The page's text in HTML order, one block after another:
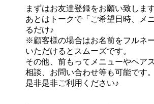
まずはお友達登録をお願い致します
あとはトークで「ご希望日時、メ
るだけ♪
※顧客様の場合はお名前をフルネ
いただけるとスムーズです。
その他、前もってメニューやヘア
相談、お問い合わせ等も可能です。
是非是非ご利用ください♪